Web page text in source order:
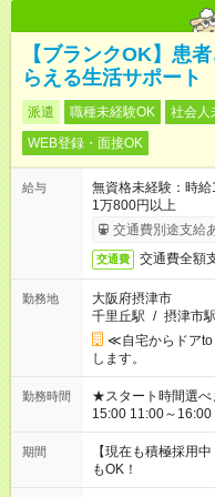
【ブランクOK】患
らえる生活サポート
派遣 職種未経験OK 社会人
WEB登録・面接OK
給与
無資格未経験：時
1万800円以上
交通費別途支給
交通費 交通費全額
勤務地
大阪府摂津市
千里丘駅 / 摂津市駅
≪自宅からドア
します。
勤務時間
★スタート時間選べます／1日
15:00 11:00～16:00 12:00～
シフトもご相談ください。 ※Wワークの場合
定労働時間が週40
期間
【現在も積極採用
もOK！